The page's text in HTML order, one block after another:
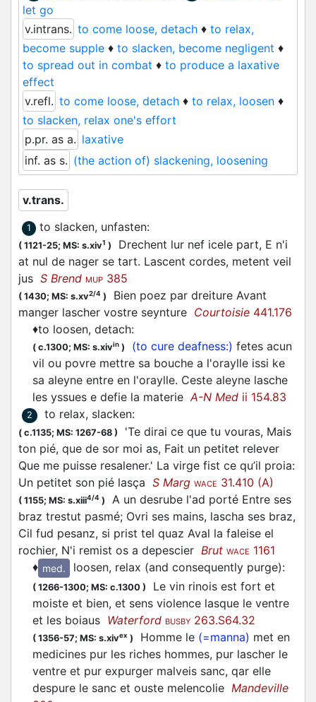
let go
v.intrans. to come loose, detach ♦ to relax,
become supple ♦ to slacken, become negligent ♦
to spread out in combat ♦ to produce a laxative
effect
v.refl. to come loose, detach ♦ to relax, loosen ♦
to slacken, relax one's effort
p.pr. as a. laxative
inf. as s. (the action of) slackening, loosening
v.trans.
1 to slacken, unfasten:
( 1121-25; MS: s.xiv1 )
Drechent lur nef icele part, E n'i
at nul de nager se tart. Lascent cordes, metent veil
jus S Brend MUP 385
( 1430; MS: s.xv2/4 )
Bien poez par dreiture Avant
manger lascher vostre seynture Courtoisie 441.176
♦to loosen, detach:
( c.1300; MS: s.xivin ) (to cure deafness:) fetes acun
vil ou povre mettre sa bouche a l'oraylle issi ke
sa aleyne entre en l'oraylle. Ceste aleyne lasche
les yssues e defie la materieA-N Med ii 154.83
2 to relax, slacken:
( c.1135; MS: 1267-68 )
'Te dirai ce que tu vouras, Mais
ton pié, que de sor moi as, Fait un petitet relever
Que me puisse resalener.' La virge fist ce qu’il proia:
Un petitet son pié lasça S Marg WACE 31.410 (A)
( 1155; MS: s.xiii4/4 )
A un desrube l'ad porté Entre ses
braz trestut pasmé; Ovri ses mains, lascha ses braz,
Cil fud pesanz, si prist tel quaz Aval la faleise el
rochier, N'i remist os a depescier Brut WACE 1161
♦ med. loosen, relax (and consequently purge):
( 1266-1300; MS: c.1300 )
Le vin rinois est fort et
moiste et bien, et sens violence lasque le ventre
et les boiaus Waterford BUSBY 263.S64.32
( 1356-57; MS: s.xivex ) Homme le (=manna) met en
medicines pur les riches hommes, pur lascher le
ventre et pur expurger malveis sanc, qar elle
despure le sanc et ouste melencolie Mandeville